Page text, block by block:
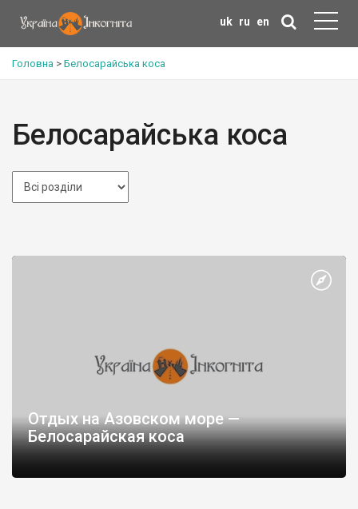
uk ru en
Головна > Белосарайська коса
Белосарайська коса
Отдых на Азовском море —
Белосарайская коса